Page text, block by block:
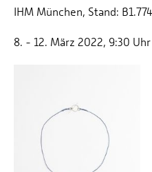
IHM München, Stand: B1.774
8. - 12. März 2022, 9:30